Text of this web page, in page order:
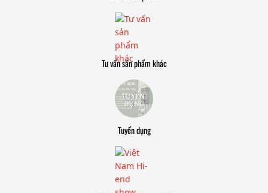
Tư vấn sản phẩm khác
Tuyển dụng